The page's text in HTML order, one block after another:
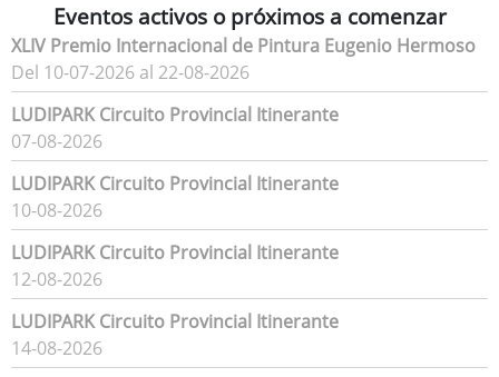
Eventos activos o próximos a comenzar
XLIV Premio Internacional de Pintura Eugenio Hermoso
Del 10-07-2026 al 22-08-2026
LUDIPARK Circuito Provincial Itinerante
07-08-2026
LUDIPARK Circuito Provincial Itinerante
10-08-2026
LUDIPARK Circuito Provincial Itinerante
12-08-2026
LUDIPARK Circuito Provincial Itinerante
14-08-2026